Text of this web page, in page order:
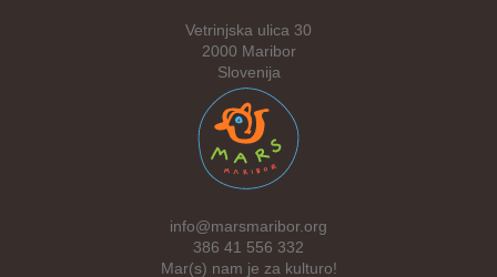
Vetrinjska ulica 30
2000 Maribor
Slovenija
info@marsmaribor.org
386 41 556 332
Mar(s) nam je za kulturo!